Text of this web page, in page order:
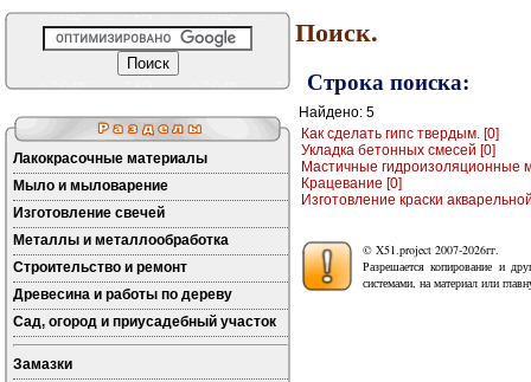
Лакокрасочные материалы
Мыло и мыловарение
Изготовление свечей
Металлы и металлообработка
Строительство и ремонт
Древесина и работы по дереву
Сад, огород и приусадебный участок
Замазки
Поиск.
Строка поиска:
Найдено: 5
Как сделать гипс твердым. [0]
Укладка бетонных смесей [0]
Мастичные гидроизоляционные
Крацевание [0]
Изготовление краски
© X51.project 2007-2026гг.
Разрешается копирование и
системами, на материал или